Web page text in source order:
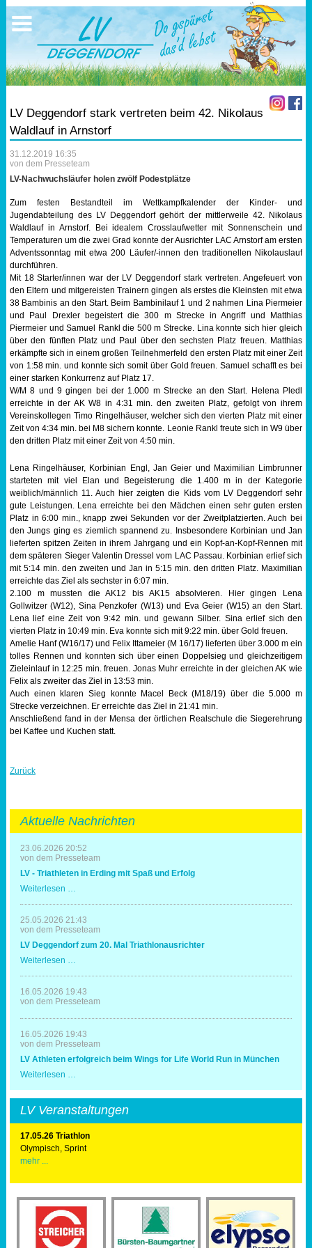
LV Deggendorf stark vertreten beim 42. Nikolaus
Waldlauf in Arnstorf
31.12.2019 16:35
von dem Presseteam
LV-Nachwuchsläufer holen zwölf Podestplätze
Zum festen Bestandteil im Wettkampfkalender der Kinder- und
Jugendabteilung des LV Deggendorf gehört der mittlerweile 42. Nikolaus
Waldlauf in Arnstorf. Bei idealem Crosslaufwetter mit Sonnenschein und
Temperaturen um die zwei Grad konnte der Ausrichter LAC Arnstorf am ersten
Adventssonntag mit etwa 200 Läufer/-innen den traditionellen Nikolauslauf
durchführen.
Mit 18 Starter/innen war der LV Deggendorf stark vertreten. Angefeuert von
den Eltern und mitgereisten Trainern gingen als erstes die Kleinsten mit etwa
38 Bambinis an den Start. Beim Bambinilauf 1 und 2 nahmen Lina Piermeier
und Paul Drexler begeistert die 300 m Strecke in Angriff und Matthias
Piermeier und Samuel Rankl die 500 m Strecke. Lina konnte sich hier gleich
über den fünften Platz und Paul über den sechsten Platz freuen. Matthias
erkämpfte sich in einem großen Teilnehmerfeld den ersten Platz mit einer Zeit
von 1:58 min. und konnte sich somit über Gold freuen. Samuel schafft es bei
einer starken Konkurrenz auf Platz 17.
W/M 8 und 9 gingen bei der 1.000 m Strecke an den Start. Helena Pledl
erreichte in der AK W8 in 4:31 min. den zweiten Platz, gefolgt von ihrem
Vereinskollegen Timo Ringelhäuser, welcher sich den vierten Platz mit einer
Zeit von 4:34 min. bei M8 sichern konnte. Leonie Rankl freute sich in W9 über
den dritten Platz mit einer Zeit von 4:50 min.
Lena Ringelhäuser, Korbinian Engl, Jan Geier und Maximilian Limbrunner
starteten mit viel Elan und Begeisterung die 1.400 m in der Kategorie
weiblich/männlich 11. Auch hier zeigten die Kids vom LV Deggendorf sehr
gute Leistungen. Lena erreichte bei den Mädchen einen sehr guten ersten
Platz in 6:00 min., knapp zwei Sekunden vor der Zweitplatzierten. Auch bei
den Jungs ging es ziemlich spannend zu. Insbesondere Korbinian und Jan
lieferten spitzen Zeiten in ihrem Jahrgang und ein Kopf-an-Kopf-Rennen mit
dem späteren Sieger Valentin Dressel vom LAC Passau. Korbinian erlief sich
mit 5:14 min. den zweiten und Jan in 5:15 min. den dritten Platz. Maximilian
erreichte das Ziel als sechster in 6:07 min.
2.100 m mussten die AK12 bis AK15 absolvieren. Hier gingen Lena
Gollwitzer (W12), Sina Penzkofer (W13) und Eva Geier (W15) an den Start.
Lena lief eine Zeit von 9:42 min. und gewann Silber. Sina erlief sich den
vierten Platz in 10:49 min. Eva konnte sich mit 9:22 min. über Gold freuen.
Amelie Hanf (W16/17) und Felix Ittameier (M 16/17) lieferten über 3.000 m ein
tolles Rennen und konnten sich über einen Doppelsieg und gleichzeitigem
Zieleinlauf in 12:25 min. freuen. Jonas Muhr erreichte in der gleichen AK wie
Felix als zweiter das Ziel in 13:53 min.
Auch einen klaren Sieg konnte Macel Beck (M18/19) über die 5.000 m
Strecke verzeichnen. Er erreichte das Ziel in 21:41 min.
Anschließend fand in der Mensa der örtlichen Realschule die Siegerehrung
bei Kaffee und Kuchen statt.
Zurück
Aktuelle Nachrichten
23.06.2026 20:52
von dem Presseteam
LV - Triathleten in Erding mit Spaß und Erfolg
Weiterlesen …
Triathleten
in
Erding
Spaß
Erfolg
25.05.2026 21:43
von dem Presseteam
LV Deggendorf zum 20. Mal Triathlonausrichter
Weiterlesen …
zum
20.
Mal
16.05.2026 19:43
von dem Presseteam
16.05.2026 19:43
von dem Presseteam
LV Athleten erfolgreich beim Wings for Life World Run in München
Weiterlesen …
beim
Wings
for
Life
Run
LV Veranstaltungen
17.05.26 Triathlon
Olympisch, Sprint
mehr ...
Sportangebote
Trainingszeiten
Laufen
Lauf 10
Triathlon
Schwimmen
Orientierungslauf
Nachwuchsförderung
Sportabzeichen
Tempo & Gymnastik
Ausschreibungen
17.05.2026 Triathlon
Ergebnisse
Ergebnisse
Mitgliedschaft
Vereinskleidung
Vorstandschaft
Übungs- Gruppenleiter
SEPA Info
Bankverbindung